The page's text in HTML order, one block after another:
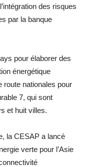
des risques
par la banque
pour élaborer des
énergétique
route nationales pour
7, qui sont
et huit villes.
la CESAP a lancé
verte pour l’Asie